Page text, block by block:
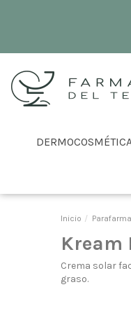
Inicio
Kream
Crema solar
graso.